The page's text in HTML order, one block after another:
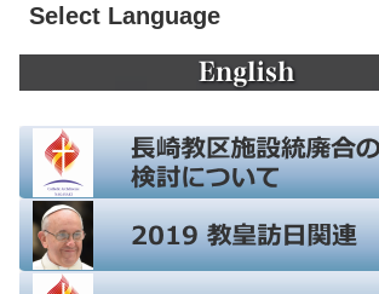
Select Language